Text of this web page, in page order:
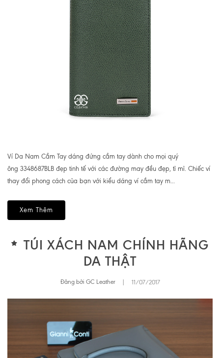
Ví Da Nam Cầm Tay dáng đứng cầm tay dành cho mọi quý
ông 3348687BLB đẹp tinh tế với các đường may đều đẹp, tỉ mỉ. Chiếc ví
thay đổi phong cách của bạn với kiểu dáng ví cầm tay m...
Xem Thêm
TÚI XÁCH NAM CHÍNH HÃNG
DA THẬT
Đăng bởi GC Leather 11/07/2017